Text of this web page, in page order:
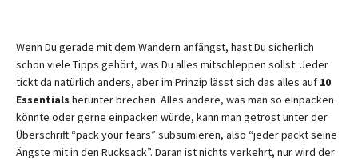
Wenn Du gerade mit dem Wandern anfängst, hast Du sicherlich
schon viele Tipps gehört, was Du alles mitschleppen sollst. Jeder
tickt da natürlich anders, aber im Prinzip lässt sich das alles auf 10
Essentials herunter brechen. Alles andere, was man so einpacken
könnte oder gerne einpacken würde, kann man getrost unter der
Überschrift “pack your fears” subsumieren, also “jeder packt seine
Ängste mit in den Rucksack”. Daran ist nichts verkehrt, nur wird der